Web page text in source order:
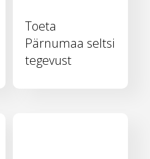
Toeta
Pärnumaa seltsi
tegevust